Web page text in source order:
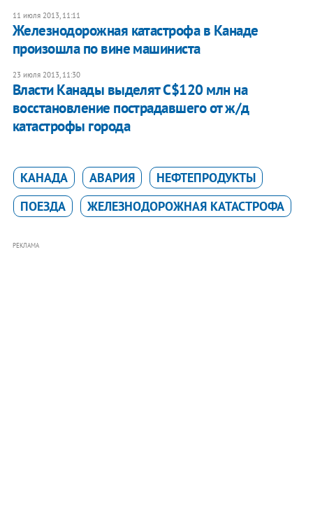
11 июля 2013, 11:11
Железнодорожная катастрофа в Канаде
произошла по вине машиниста
23 июля 2013, 11:30
Власти Канады выделят С$120 млн на
восстановление пострадавшего от ж/д
катастрофы города
КАНАДА АВАРИЯ
НЕФТЕПРОДУКТЫ
ПОЕЗДА
ЖЕЛЕЗНОДОРОЖНАЯ КАТАСТРОФА
РЕКЛАМА